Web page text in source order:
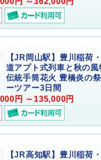
【JR岡山駅】豊川稲荷
道アプト式列車と秋の
伝統手筒花火 豊橋炎の
ーツアー3日間
円 ～135,000円
【JR高知駅】豊川稲荷